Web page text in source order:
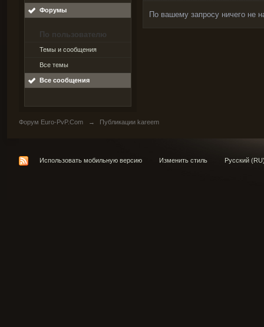
Форумы
По пользователю
Темы и сообщения
Все темы
Все сообщения
По вашему запросу ничего не
Форум Euro-PvP.Com → Публикации kareem
Использовать мобильную версию Изменить стиль Русский